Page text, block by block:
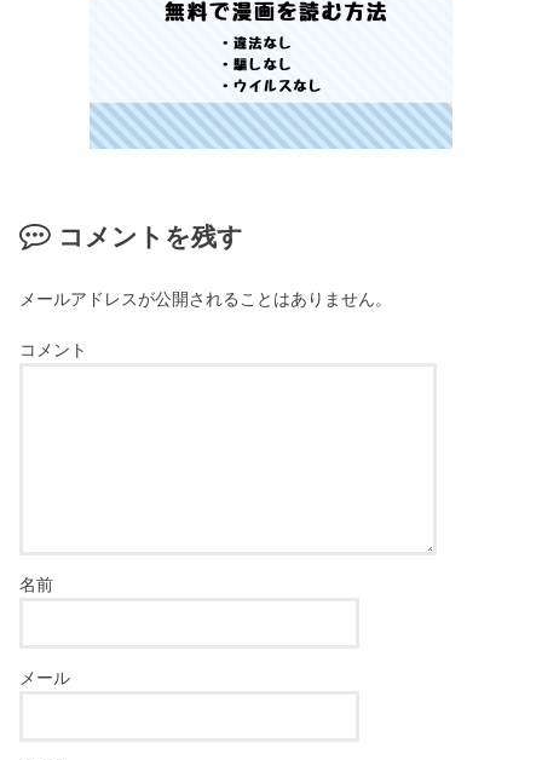
コメントを残す
メールアドレスが公開されることはありません。
コメント
名前
メール